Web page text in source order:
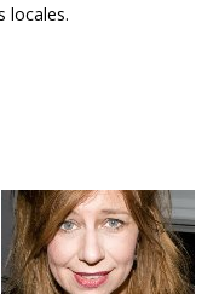
locales.